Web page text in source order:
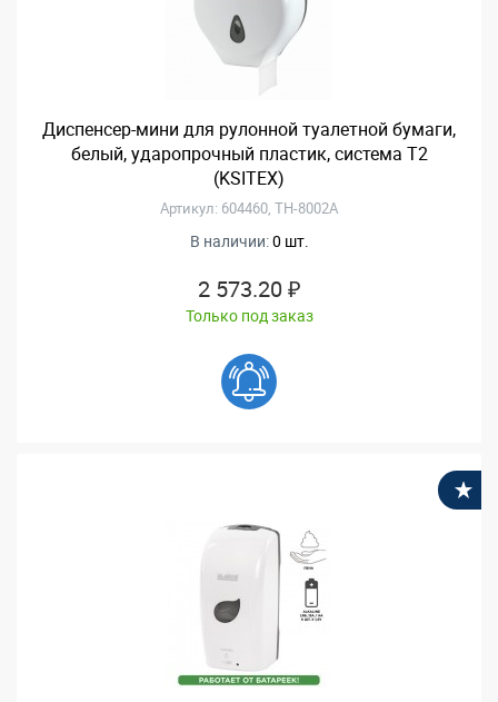
Диспенсер-мини для рулонной туалетной бумаги,
белый, ударопрочный пластик, система Т2
(KSITEX)
Артикул: 604460, ТН-8002A
В наличии:0 шт.
2 573.20 ₽
Только под заказ